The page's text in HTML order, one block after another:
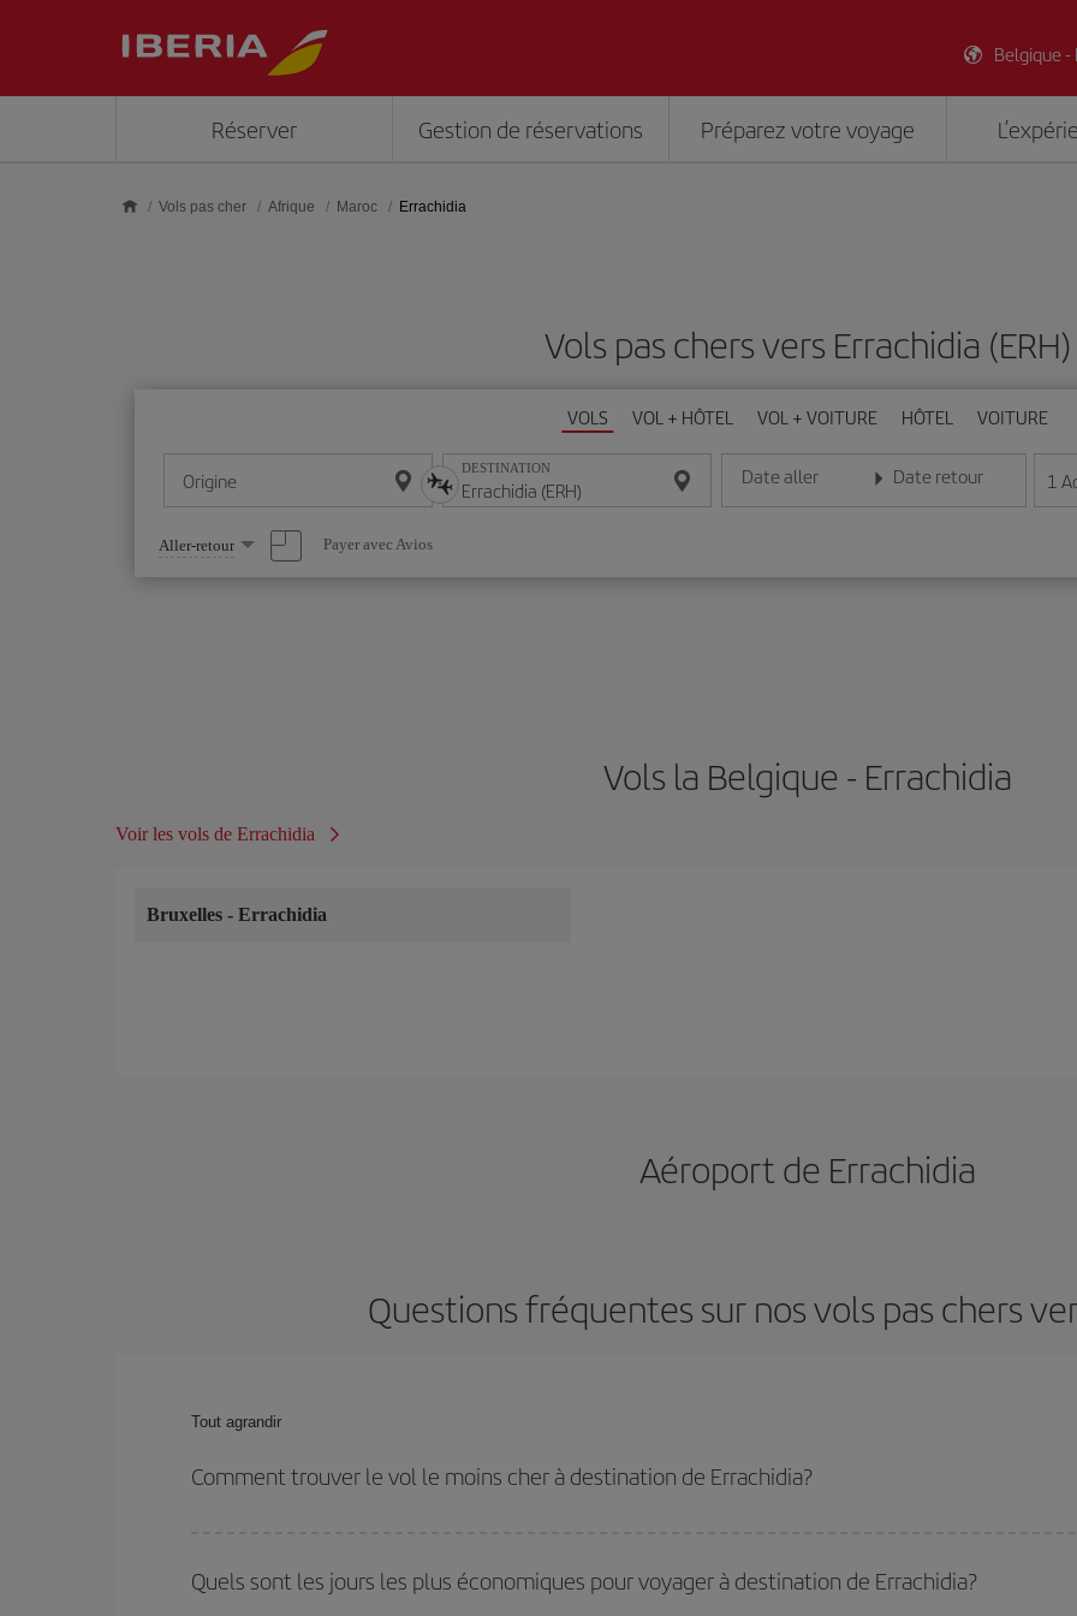
Belgique -
Réserver Gestion de réservations Préparez votre voyage
Vols pas cher Afrique Maroc Errachidia
Vols pas chers vers Errachidia (ERH)
VOLS VOL + HÔTEL VOL + VOITURE HÔTEL VOITURE
Origine DESTINATION Date aller
Entrez la date au format jour/mois/année
Date retour
Entrez la date au format jour/
1
Sélectionnez
une
option
Aller-retour Payer avec Avios
Vols la Belgique - Errachidia
Voir les vols de Errachidia
Bruxelles - Errachidia
Aéroport de Errachidia
Questions fréquentes sur nos vols pas chers
Tout agrandir
Comment trouver le vol le moins cher à destination de Errachidia?
votre aller-retour. Si vous n'avez pas d'idée de destination précise pour votre voyage, jetez un coup œil à nos offres et laissez-
plus économique.
Quels sont les jours les plus économiques pour voyager à destination de Errachidia?